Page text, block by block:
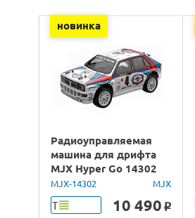
новинка
Радиоуправляемая
машина для дрифта
MJX Hyper Go 14302
Lancia Delta Brushless
4WD 2.4G LED 1/14
RTR
MJX-14302 MJX
Т 10 490 o